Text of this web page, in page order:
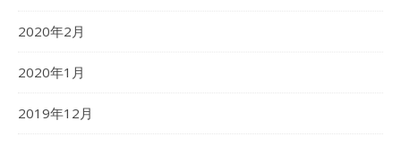
2020年2月
2020年1月
2019年12月